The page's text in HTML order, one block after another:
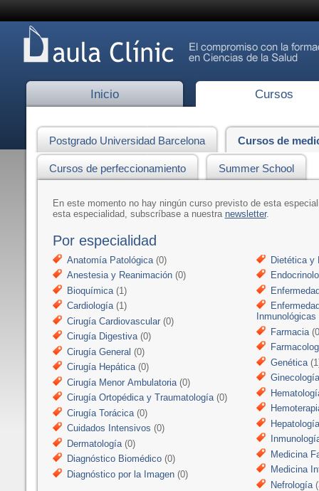
Inicio Cursos
Postgrado Universidad Barcelona Cursos de
Cursos de perfeccionamiento Summer School
En este momento no hay ningún curso previsto de esta
esta especialidad, subscríbase a nuestra newsletter.
Por especialidad
Anatomía Patológica(0)
Anestesia y Reanimación(0)
Bioquímica(1)
Cardiología(1)
Cirugía Cardiovascular(0)
Cirugía Digestiva(0)
Cirugía General (0)
Cirugía Hepática(0)
Cirugía Menor Ambulatoria(0)
Cirugía Ortopédica y Traumatología(0)
Cirugía Torácica(0)
Cuidados Intensivos (0)
Dermatología(0)
Diagnóstico Biomédico(0)
Diagnóstico por la Imagen(0)
Dietética y
Inmunológicas
Farmacia
Genética
Ginecología
Hepatología
Medicina
Medicina
Nefrología